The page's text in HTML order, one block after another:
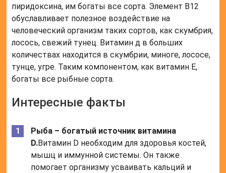
пиридоксина, им богаты все сорта. Элемент В12
обуславливает полезное воздействие на
человеческий организм таких сортов, как скумбрия,
лосось, свежий тунец. Витамин д в больших
количествах находится в скумбрии, миноге, лососе,
тунце, угре. Таким компонентом, как витамин Е,
богаты все рыбные сорта.
Интересные факты
Рыба – богатый источник витамина
D.Витамин D необходим для здоровья костей,
мышц и иммунной системы. Он также
помогает организму усваивать кальций и